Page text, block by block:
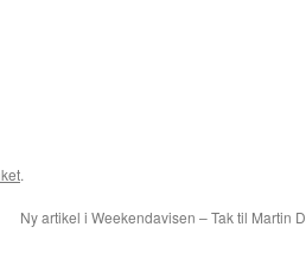
.
Ny artikel i Weekendavisen – Tak til Martin